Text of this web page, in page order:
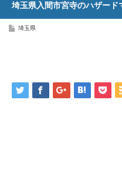
埼玉県入間市宮寺のハザード
埼玉県